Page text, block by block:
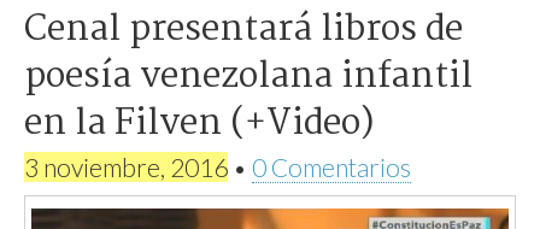
Cenal presentará libros de
poesía venezolana infantil
en la Filven (+Video)
3 noviembre, 2016 • 0 Comentarios